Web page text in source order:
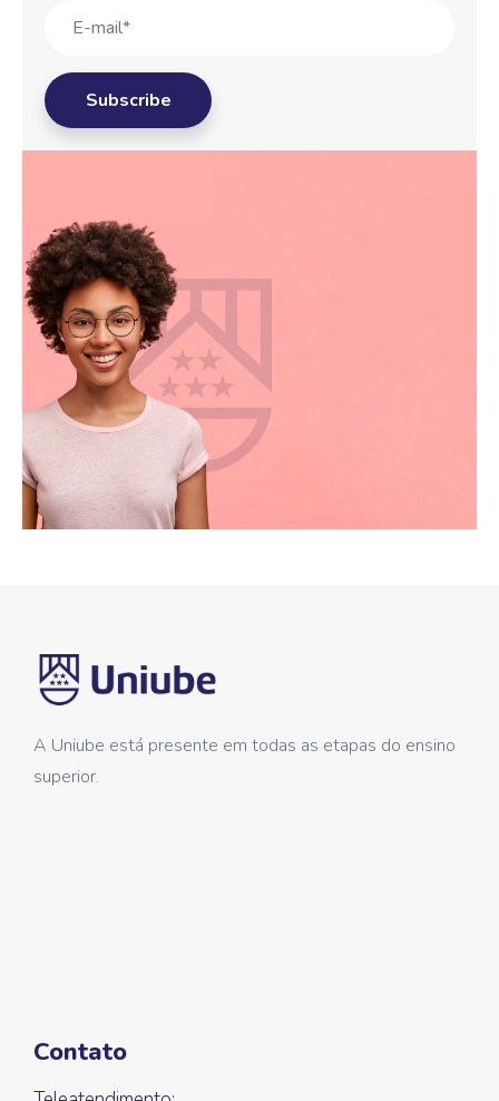
A Uniube está presente em todas as etapas do ensino
superior.
Contato